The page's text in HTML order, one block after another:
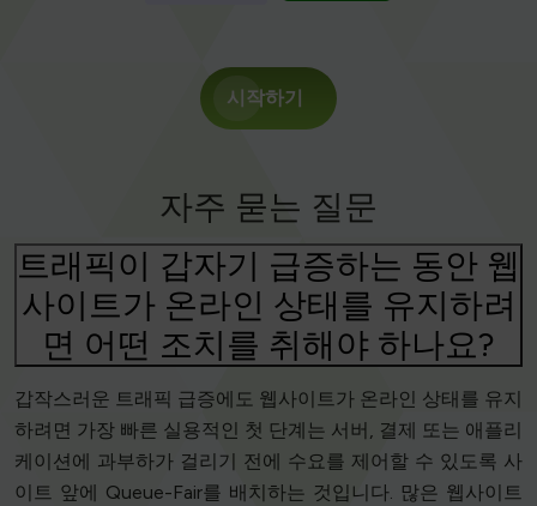
시작하기
자주 묻는 질문
트래픽이 갑자기 급증하는 동안 웹
사이트가 온라인 상태를 유지하려
면 어떤 조치를 취해야 하나요?
갑작스러운 트래픽 급증에도 웹사이트가 온라인 상태를 유지
하려면 가장 빠른 실용적인 첫 단계는 서버, 결제 또는 애플리
케이션에 과부하가 걸리기 전에 수요를 제어할 수 있도록 사
이트 앞에 Queue-Fair를 배치하는 것입니다. 많은 웹사이트